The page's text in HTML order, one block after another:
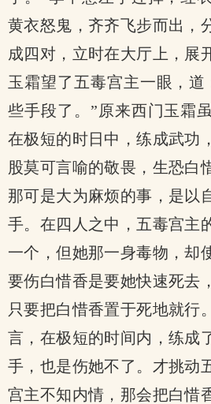
黄衣怒鬼，齐齐飞步而出，
成四对，立时在大厅上，展
玉霜望了五毒宫主一眼，道
些手段了。”原来西门玉霜
在极短的时日中，练成武功
股莫可言喻的敬畏，生恐白
那可是大为麻烦的事，是以
手。在四人之中，五毒宫主
一个，但她那一身毒物，却
要伤白惜香是要她快速死去
只要把白惜香置于死地就行
言，在极短的时间内，练成
手，也是伤她不了。才挑动
宫主不知内情，那会把白惜